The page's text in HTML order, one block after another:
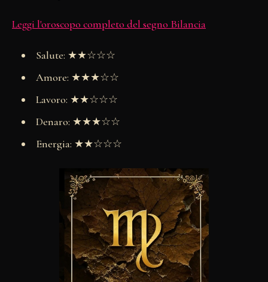
Leggi l'oroscopo completo del segno Bilancia
Salute: ★★☆☆☆
Amore: ★★★☆☆
Lavoro: ★★☆☆☆
Denaro: ★★★☆☆
Energia: ★★☆☆☆